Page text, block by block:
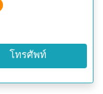
โทรศัพท์